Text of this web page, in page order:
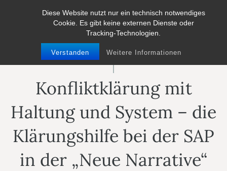
Diese Website nutzt nur ein technisch notwendiges
Cookie. Es gibt keine externen Dienste oder
Tracking-Technologien.
Verstanden Weitere Informationen
Konfliktklärung mit
Haltung und System – die
Klärungshilfe bei der SAP
in der „Neue Narrative“